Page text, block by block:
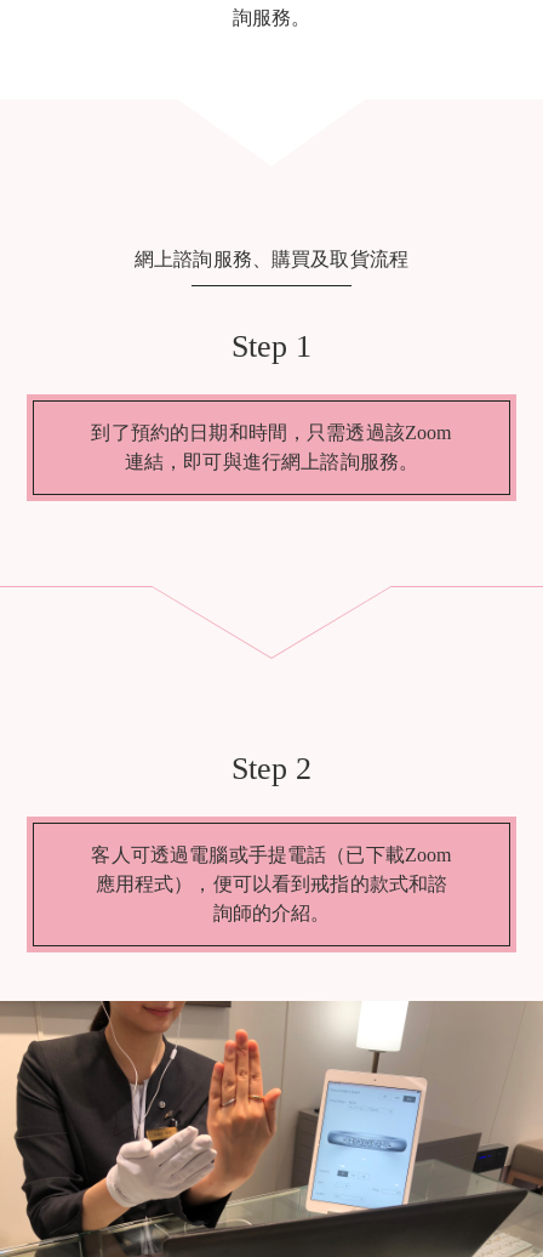
詢服務。
網上諮詢服務、購買及取貨流程
Step 1
到了預約的日期和時間，只需透過該Zoom
連結，即可與進行網上諮詢服務。
Step 2
客人可透過電腦或手提電話（已下載Zoom
應用程式），便可以看到戒指的款式和諮
詢師的介紹。